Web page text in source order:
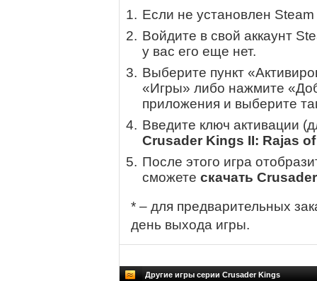
Если не установлен
Войдите в свой аккаунт
у вас его еще нет.
Выберите пункт
«Игры» либо нажмите
приложения и выберите
Введите ключ активации
Crusader Kings II: Rajas
После этого игра
сможете скачать
* – для предварительных
день выхода игры.
Другие игры серии Crusader Kings